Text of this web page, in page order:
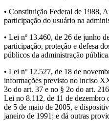
• Constituição Federal de 1988,
participação do usuário na
• Lei nº 13.460, de 26 de junho
participação, proteção e defesa
públicos da administração pública.
• Lei nº 12.527, de 18 de
informações previsto no inciso
3o do art. 37 e no § 2o do art.
Lei no 8.112, de 11 de dezembro
de 5 de maio de 2005, e
janeiro de 1991; e dá outras